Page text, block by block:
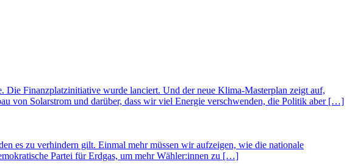
Die Finanzplatzinitiative wurde lanciert. Und der neue Klima-Masterplan zeigt auf,
von Solarstrom und darüber, dass wir viel Energie verschwenden, die Politik aber […]
es zu verhindern gilt. Einmal mehr müssen wir aufzeigen, wie die nationale
Partei für Erdgas, um mehr Wähler:innen zu […]